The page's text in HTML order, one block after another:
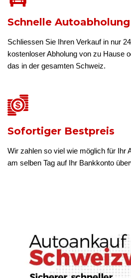
Schnelle Autoabholung
Schliessen Sie Ihren Verkauf in nur
kostenloser Abholung von zu Hause
das in der gesamten Schweiz.
Sofortiger Bestpreis
Wir zahlen so viel wie möglich für Ihr
am selben Tag auf Ihr Bankkonto